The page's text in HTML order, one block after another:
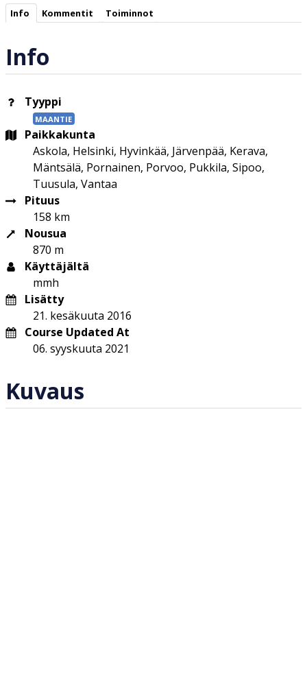
Info Kommentit Toiminnot
Info
Tyyppi
MAANTIE
Paikkakunta
Askola, Helsinki, Hyvinkää, Järvenpää, Kerava,
Mäntsälä, Pornainen, Porvoo, Pukkila, Sipoo,
Tuusula, Vantaa
Pituus
158 km
Nousua
870 m
Käyttäjältä
mmh
Lisätty
21. kesäkuuta 2016
Course Updated At
06. syyskuuta 2021
Kuvaus